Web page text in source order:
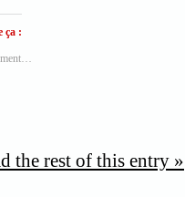
ça :
the rest of this entry »